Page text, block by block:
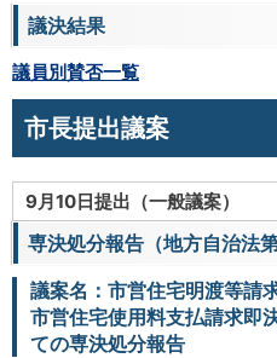
議決結果
議員別賛否一覧
市長提出議案
9月10日提出（一般議案）
専決処分報告（地方自治法
議案名：市営住宅明渡等請
市営住宅使用料支払請求即
ての専決処分報告